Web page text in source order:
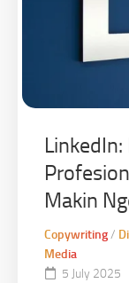
Makin
Copywriting/
Media
5 July 2025